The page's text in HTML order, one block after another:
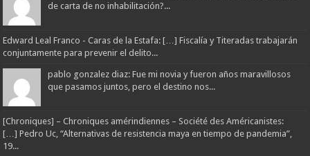
de carta de no inhabilitación?...
Edward Leal Franco - Caras de la Estafa: […] Fiscalía y Titeradas trabajarán
conjuntamente para prevenir el delito...
pablo gonzalez diaz: Fue mi novia y fueron años maravillosos
que pasamos juntos, pero el destino nos...
[Chroniques] – Chroniques amérindiennes – Société des Américanistes:
[…] Pedro Uc, “Alternativas de resistencia maya en tiempo de pandemia”,
19...